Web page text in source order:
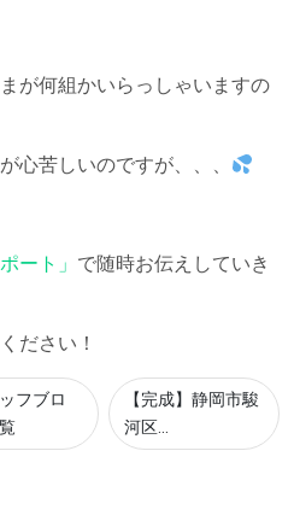
が何組かいらっしゃいますの
心苦しいのですが、、、
ート」 で随時お伝えしていき
ださい！
フブロ
【完成】静岡市駿
河区...